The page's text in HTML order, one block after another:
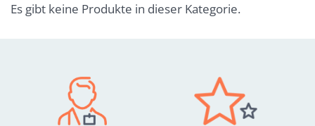
Es gibt keine Produkte in dieser Kategorie.